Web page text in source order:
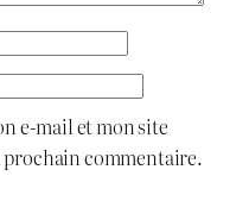
e-mail et mon site
commentaire.